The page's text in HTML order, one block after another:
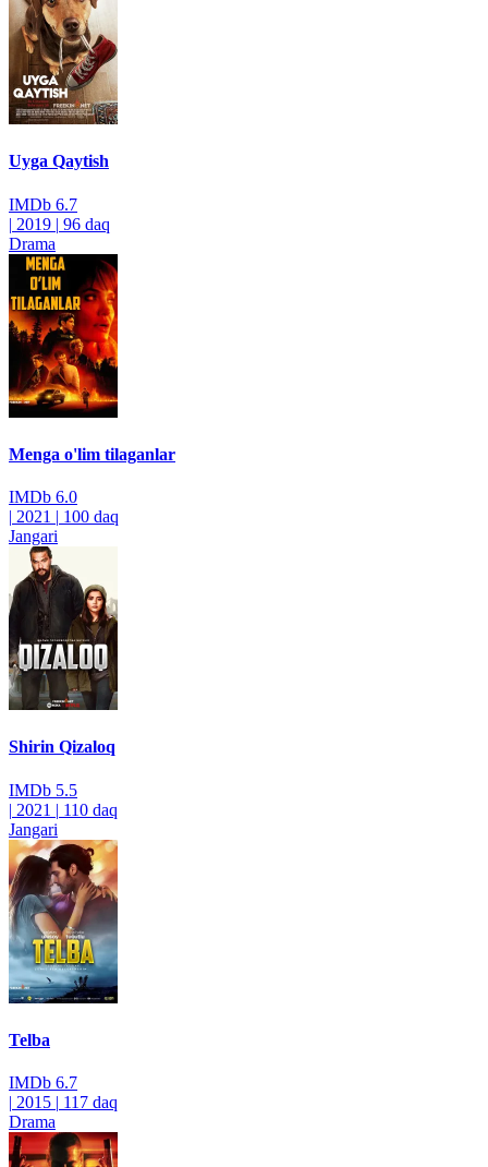
Uyga Qaytish
IMDb 6.7
| 2019 | 96 daq
Drama
Menga o'lim tilaganlar
IMDb 6.0
| 2021 | 100 daq
Jangari
Shirin Qizaloq
IMDb 5.5
| 2021 | 110 daq
Jangari
Telba
IMDb 6.7
| 2015 | 117 daq
Drama